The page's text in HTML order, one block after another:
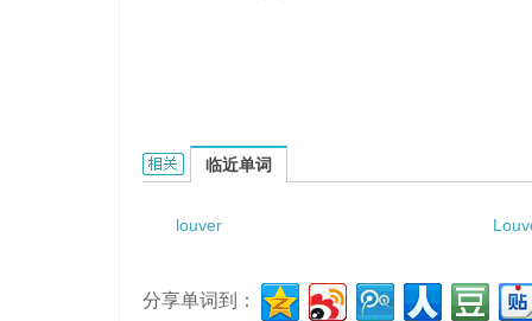
louver-ed board的相关资料：
临近单词
louver
分享单词到：